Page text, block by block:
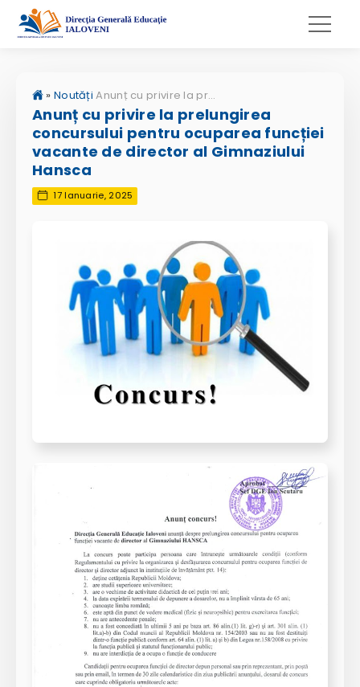
» Noutăți Anunț cu privire la prelungirea concursului pentru ocuparea funcției vacante de director al Gimnaziului Hansca
Anunț cu privire la prelungirea
concursului pentru ocuparea funcției
vacante de director al Gimnaziului
Hansca
17 Ianuarie, 2025